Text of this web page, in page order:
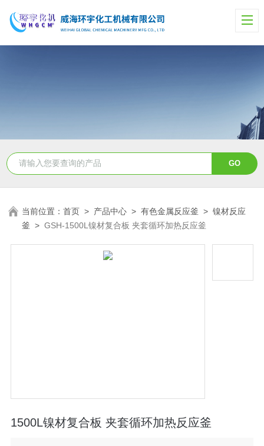
当前位置：首页 > 产品中心 >有色金属反应釜 >镍材反应
釜 >GSH-1500L镍材复合板 夹套循环加热反应釜
1500L镍材复合板 夹套循环加热反应釜